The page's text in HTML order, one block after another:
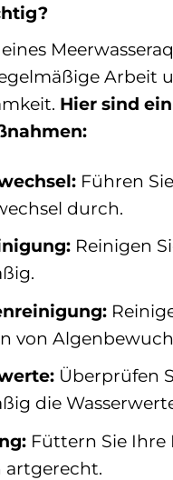
eines
Arbeit
Hier sind
Führen
durch.
Reinigen
von
Überprüfen
die
Füttern Sie Ihre
artgerecht.